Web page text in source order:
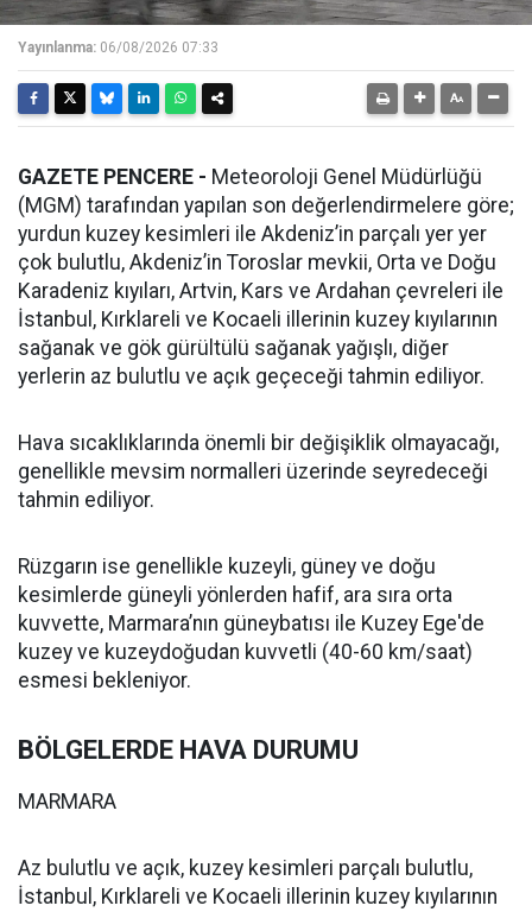
Yayınlanma: 06/08/2026 07:33
GAZETE PENCERE - Meteoroloji Genel Müdürlüğü
(MGM) tarafından yapılan son değerlendirmelere göre;
yurdun kuzey kesimleri ile Akdeniz’in parçalı yer yer
çok bulutlu, Akdeniz’in Toroslar mevkii, Orta ve Doğu
Karadeniz kıyıları, Artvin, Kars ve Ardahan çevreleri ile
İstanbul, Kırklareli ve Kocaeli illerinin kuzey kıyılarının
sağanak ve gök gürültülü sağanak yağışlı, diğer
yerlerin az bulutlu ve açık geçeceği tahmin ediliyor.
Hava sıcaklıklarında önemli bir değişiklik olmayacağı,
genellikle mevsim normalleri üzerinde seyredeceği
tahmin ediliyor.
Rüzgarın ise genellikle kuzeyli, güney ve doğu
kesimlerde güneyli yönlerden hafif, ara sıra orta
kuvvette, Marmara’nın güneybatısı ile Kuzey Ege'de
kuzey ve kuzeydoğudan kuvvetli (40-60 km/saat)
esmesi bekleniyor.
BÖLGELERDE HAVA DURUMU
MARMARA
Az bulutlu ve açık, kuzey kesimleri parçalı bulutlu,
İstanbul, Kırklareli ve Kocaeli illerinin kuzey kıyılarının